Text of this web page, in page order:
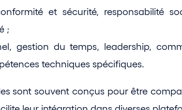
et sécurité, responsabilité
;
gestion du temps, leadership,
techniques spécifiques.
sont souvent conçus pour être